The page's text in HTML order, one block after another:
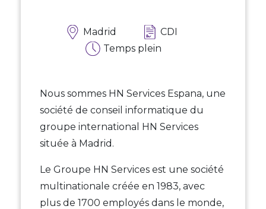
Madrid
CDI
Temps plein
Nous sommes HN Services Espana, une
société de conseil informatique du
groupe international HN Services
située à Madrid.
Le Groupe HN Services est une société
multinationale créée en 1983, avec
plus de 1700 employés dans le monde,